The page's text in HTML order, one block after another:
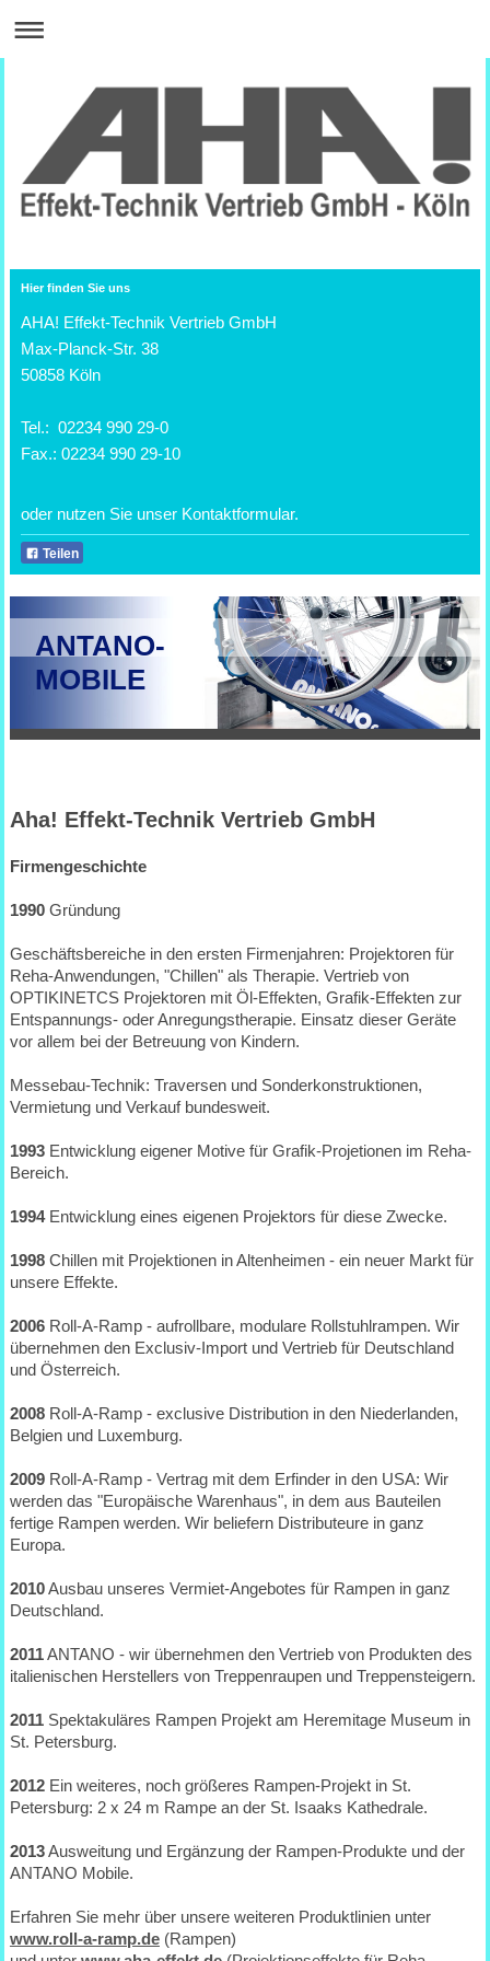
Hier finden Sie uns
AHA! Effekt-Technik Vertrieb GmbH
Max-Planck-Str. 38
50858 Köln
Tel.: 02234 990 29-0
Fax.: 02234 990 29-10
oder nutzen Sie unser Kontaktformular.
Teilen
ANTANO-
MOBILE
Aha! Effekt-Technik Vertrieb GmbH
Firmengeschichte
1990Gründung
Geschäftsbereiche in den ersten Firmenjahren: Projektoren für
Reha-Anwendungen, "Chillen" als Therapie. Vertrieb von
OPTIKINETCS Projektoren mit Öl-Effekten, Grafik-Effekten zur
Entspannungs- oder Anregungstherapie. Einsatz dieser Geräte
vor allem bei der Betreuung von Kindern.
Messebau-Technik: Traversen und Sonderkonstruktionen,
Vermietung und Verkauf bundesweit.
1993Entwicklung eigener Motive für Grafik-Projetionen im Reha-
Bereich.
1994Entwicklung eines eigenen Projektors für diese Zwecke.
1998Chillen mit Projektionen in Altenheimen - ein neuer Markt für
unsere Effekte.
2006Roll-A-Ramp - aufrollbare, modulare Rollstuhlrampen. Wir
übernehmen den Exclusiv-Import und Vertrieb für Deutschland
und Österreich.
2008Roll-A-Ramp - exclusive Distribution in den Niederlanden,
Belgien und Luxemburg.
2009Roll-A-Ramp - Vertrag mit dem Erfinder in den USA: Wir
werden das "Europäische Warenhaus", in dem aus Bauteilen
fertige Rampen werden. Wir beliefern Distributeure in ganz
Europa.
2010Ausbau unseres Vermiet-Angebotes für Rampen in ganz
Deutschland.
2011ANTANO - wir übernehmen den Vertrieb von Produkten des
italienischen Herstellers von Treppenraupen und Treppensteigern.
2011Spektakuläres Rampen Projekt am Heremitage Museum in
St. Petersburg.
2012Ein weiteres, noch größeres Rampen-Projekt in St.
Petersburg: 2 x 24 m Rampe an der St. Isaaks Kathedrale.
2013Ausweitung und Ergänzung der Rampen-Produkte und der
ANTANO Mobile.
Erfahren Sie mehr über unsere weiteren Produktlinien unter
www.roll-a-ramp.de(Rampen)